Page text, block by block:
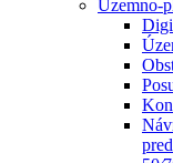
Územno-